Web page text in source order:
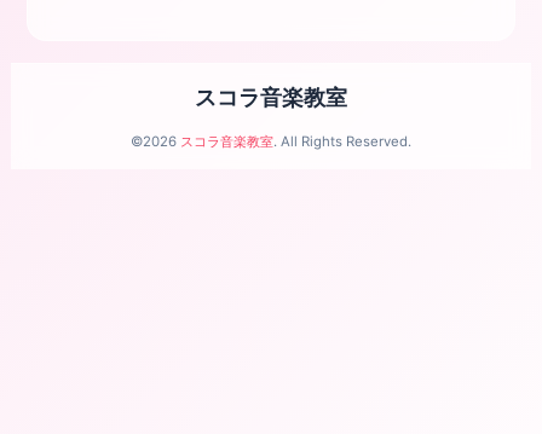
スコラ音楽教室
©2026 スコラ音楽教室. All Rights Reserved.